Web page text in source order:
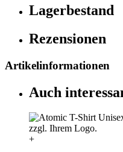
Lagerbestand
Rezensionen
Artikelinformationen
Auch
+